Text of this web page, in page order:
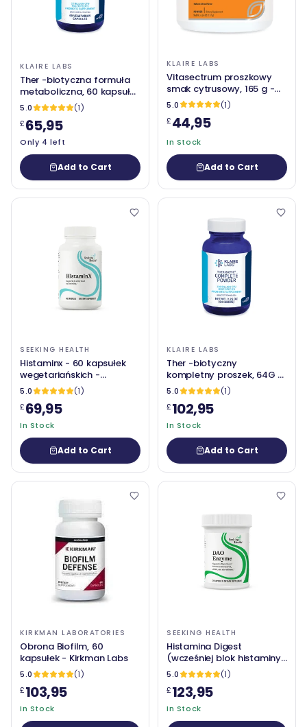
KLAIRE LABS
Ther -biotyczna formuła
metaboliczna, 60 kapsułek
- Klaire Labs (SFI Health)
5.0
(1)
£65,95
Only 4 left
Add to Cart
KLAIRE LABS
Vitasectrum proszkowy
smak cytrusowy, 165 g -
Klaire Labs (SFI Health)
5.0
(1)
£44,95
In Stock
Add to Cart
SEEKING HEALTH
Histaminx - 60 kapsułek
wegetariańskich -
poszukiwanie zdrowia
5.0
(1)
£69,95
In Stock
Add to Cart
KLAIRE LABS
Ther -biotyczny
kompletny proszek, 64G -
Klaire Labs (SFI Health)
5.0
(1)
£102,95
In Stock
Add to Cart
KIRKMAN LABORATORIES
Obrona Biofilm, 60
kapsułek - Kirkman Labs
5.0
(1)
£103,95
In Stock
SEEKING HEALTH
Histamina Digest
(wcześniej blok histaminy)
90 kapsułek -
poszukiwanie zdrowia
5.0
(1)
£123,95
In Stock